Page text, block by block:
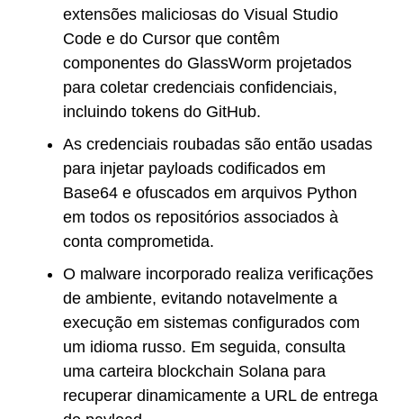
extensões maliciosas do Visual Studio
Code e do Cursor que contêm
componentes do GlassWorm projetados
para coletar credenciais confidenciais,
incluindo tokens do GitHub.
As credenciais roubadas são então usadas
para injetar payloads codificados em
Base64 e ofuscados em arquivos Python
em todos os repositórios associados à
conta comprometida.
O malware incorporado realiza verificações
de ambiente, evitando notavelmente a
execução em sistemas configurados com
um idioma russo. Em seguida, consulta
uma carteira blockchain Solana para
recuperar dinamicamente a URL de entrega